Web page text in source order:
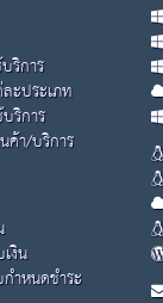
ริการ
ะประเภท
ริการ
ค้า/บริการ
งิน
ำหนดชำระ